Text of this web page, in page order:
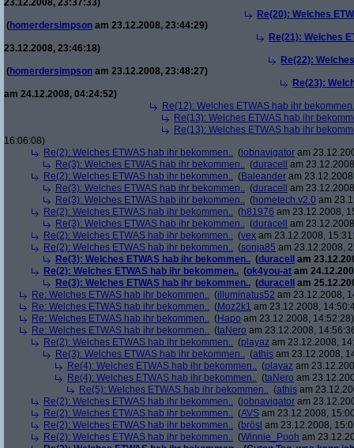
23.12.2008, 23:37:33)
Re(20): Welches
(homerdersimpson am 23.12.2008, 23:44:29)
Re(21): Welches
23.12.2008, 23:46:18)
Re(22):
(homerdersimpson am 23.12.2008, 23:48:27)
Re(23):
am 24.12.2008, 04:24:52)
Re(12): Welches ETWAS hab ihr
Re(13): Welches ETWAS hab ihr
Re(13): Welches ETWAS hab ihr
16:06:08)
Re(2): Welches ETWAS hab ihr bekommen.. (jobnavigator am
Re(3): Welches ETWAS hab ihr bekommen.. (duracell
am
Re(2): Welches ETWAS hab ihr bekommen.. (Baleander am
Re(3): Welches ETWAS hab ihr bekommen.. (duracell
am
Re(3): Welches ETWAS hab ihr bekommen.. (hometech.v2.0 am
Re(2): Welches ETWAS hab ihr bekommen.. (h81976 am 23.12.2008,
Re(3): Welches ETWAS hab ihr bekommen.. (duracell
am
Re(2): Welches ETWAS hab ihr bekommen.. (vex am 23.12.2008,
Re(2): Welches ETWAS hab ihr bekommen.. (sonja85 am 23.12.2008,
Re(3): Welches ETWAS hab ihr bekommen.. (duracell
am
Re(2): Welches ETWAS hab ihr bekommen.. (ok4you-at am
Re(3): Welches ETWAS hab ihr bekommen.. (duracell
am
Re: Welches ETWAS hab ihr bekommen.. (illuminatus52 am 23.12.2008,
Re: Welches ETWAS hab ihr bekommen.. (Moz2k1 am 23.12.2008,
Re: Welches ETWAS hab ihr bekommen.. (Hapo am 23.12.2008, 14:52:28)
Re: Welches ETWAS hab ihr bekommen.. (taNero am 23.12.2008,
Re(2): Welches ETWAS hab ihr bekommen.. (playaz am 23.12.2008,
Re(3): Welches ETWAS hab ihr bekommen.. (athis am 23.12.2008,
Re(4): Welches ETWAS hab ihr bekommen.. (playaz am
Re(4): Welches ETWAS hab ihr bekommen.. (taNero am
Re(5): Welches ETWAS hab ihr bekommen.. (athis am
Re(2): Welches ETWAS hab ihr bekommen.. (jobnavigator am
Re(2): Welches ETWAS hab ihr bekommen.. (AVS am 23.12.2008,
Re(2): Welches ETWAS hab ihr bekommen.. (brösl am 23.12.2008,
Re(2): Welches ETWAS hab ihr bekommen.. (Winnie_Pooh am